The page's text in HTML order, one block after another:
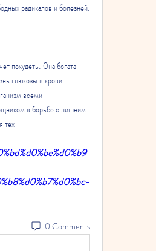
радикалов и болезней.
похудеть. Она богата
глюкозы в крови.
всеми
в борьбе с лишним
тех
0 Comments